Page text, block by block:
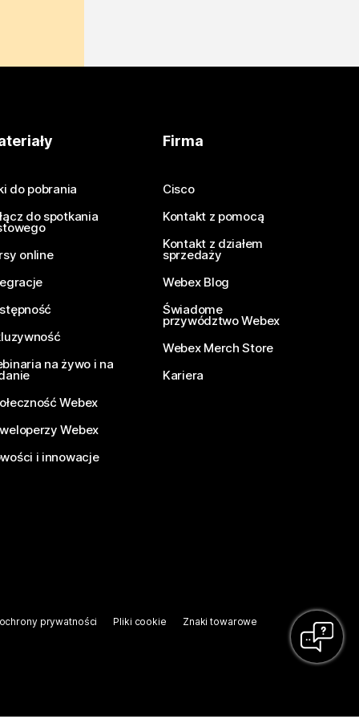
do pobrania
do spotkania
online
na żywo i na
Webex
Webex
i innowacje
Firma
Cisco
Kontakt z pomocą
Kontakt z działem
sprzedaży
Webex Blog
Świadome
przywództwo Webex
Webex Merch Store
Kariera
prywatności Pliki cookie Znaki towarowe